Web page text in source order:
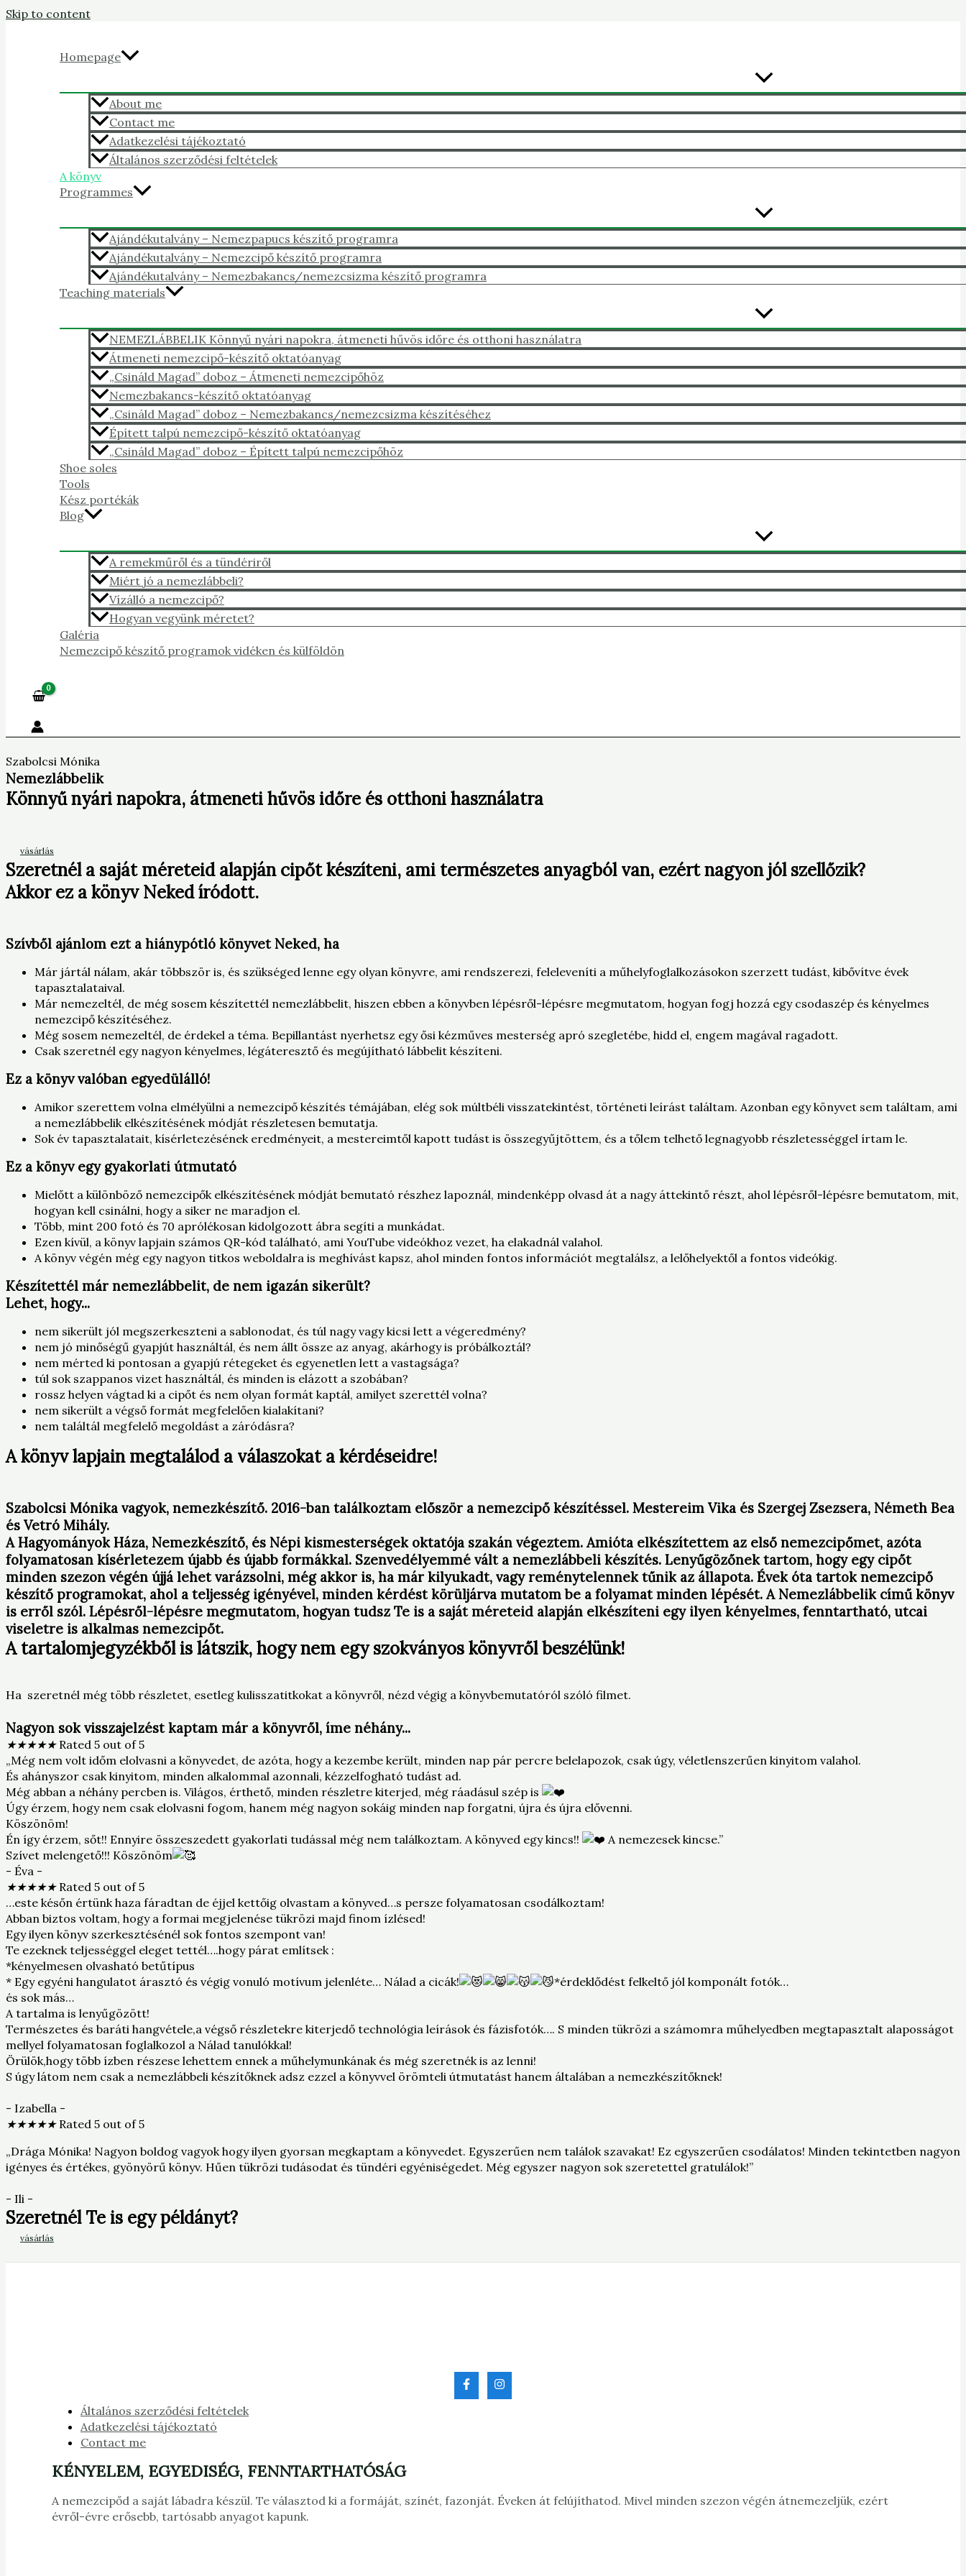
Skip to content
Homepage
About me
Contact me
Adatkezelési tájékoztató
Általános szerződési feltételek
A könyv
Programmes
Ajándékutalvány – Nemezpapucs készítő programra
Ajándékutalvány – Nemezcipő készítő programra
Ajándékutalvány – Nemezbakancs/nemezcsizma készítő programra
Teaching materials
NEMEZLÁBBELIK Könnyű nyári napokra, átmeneti hűvös időre és otthoni használatra
Átmeneti nemezcipő-készítő oktatóanyag
„Csináld Magad” doboz – Átmeneti nemezcipőhöz
Nemezbakancs-készítő oktatóanyag
„Csináld Magad” doboz – Nemezbakancs/nemezcsizma készítéséhez
Épített talpú nemezcipő-készítő oktatóanyag
„Csináld Magad” doboz – Épített talpú nemezcipőhöz
Shoe soles
Tools
Kész portékák
Blog
A remekműről és a tündériről
Miért jó a nemezlábbeli?
Vízálló a nemezcipő?
Hogyan vegyünk méretet?
Galéria
Nemezcipő készítő programok vidéken és külföldön
Szabolcsi Mónika
Nemezlábbelik
Könnyű nyári napokra, átmeneti hűvös időre és otthoni használatra
vásárlás
Szeretnél a saját méreteid alapján cipőt készíteni, ami természetes anyagból van, ezért nagyon jól szellőzik?
Akkor ez a könyv Neked íródott.
Szívből ajánlom ezt a hiánypótló könyvet Neked, ha
Már jártál nálam, akár többször is, és szükséged lenne egy olyan könyvre, ami rendszerezi, feleleveníti a műhelyfoglalkozásokon szerzett tudást, kibővítve évek
tapasztalataival.
Már nemezeltél, de még sosem készítettél nemezlábbelit, hiszen ebben a könyvben lépésről-lépésre megmutatom, hogyan fogj hozzá egy csodaszép és kényelmes
nemezcipő készítéséhez.
Még sosem nemezeltél, de érdekel a téma. Bepillantást nyerhetsz egy ősi kézműves mesterség apró szegletébe, hidd el, engem magával ragadott.
Csak szeretnél egy nagyon kényelmes, légáteresztő és megújítható lábbelit készíteni.
Ez a könyv valóban egyedülálló!
Amikor szerettem volna elmélyülni a nemezcipő készítés témájában, elég sok múltbéli visszatekintést, történeti leírást találtam. Azonban egy könyvet sem találtam, ami
a nemezlábbelik elkészítésének módját részletesen bemutatja.
Sok év tapasztalatait, kísérletezésének eredményeit, a mestereimtől kapott tudást is összegyűjtöttem, és a tőlem telhető legnagyobb részletességgel írtam le.
Ez a könyv egy gyakorlati útmutató
Mielőtt a különböző nemezcipők elkészítésének módját bemutató részhez lapoznál, mindenképp olvasd át a nagy áttekintő részt, ahol lépésről-lépésre bemutatom, mit,
hogyan kell csinálni, hogy a siker ne maradjon el.
Több, mint 200 fotó és 70 aprólékosan kidolgozott ábra segíti a munkádat.
Ezen kívül, a könyv lapjain számos QR-kód található, ami YouTube videókhoz vezet, ha elakadnál valahol.
A könyv végén még egy nagyon titkos weboldalra is meghívást kapsz, ahol minden fontos információt megtalálsz, a lelőhelyektől a fontos videókig.
Készítettél már nemezlábbelit, de nem igazán sikerült?
Lehet, hogy...
nem sikerült jól megszerkeszteni a sablonodat, és túl nagy vagy kicsi lett a végeredmény?
nem jó minőségű gyapjút használtál, és nem állt össze az anyag, akárhogy is próbálkoztál?
nem mérted ki pontosan a gyapjú rétegeket és egyenetlen lett a vastagsága?
túl sok szappanos vizet használtál, és minden is elázott a szobában?
rossz helyen vágtad ki a cipőt és nem olyan formát kaptál, amilyet szerettél volna?
nem sikerült a végső formát megfelelően kialakítani?
nem találtál megfelelő megoldást a záródásra?
A könyv lapjain megtalálod a válaszokat a kérdéseidre!
Szabolcsi Mónika vagyok, nemezkészítő. 2016-ban találkoztam először a nemezcipő készítéssel. Mestereim Vika és Szergej Zsezsera, Németh Bea
és Vetró Mihály.
A Hagyományok Háza, Nemezkészítő, és Népi kismesterségek oktatója szakán végeztem. Amióta elkészítettem az első nemezcipőmet, azóta
folyamatosan kísérletezem újabb és újabb formákkal. Szenvedélyemmé vált a nemezlábbeli készítés. Lenyűgözőnek tartom, hogy egy cipőt
minden szezon végén újjá lehet varázsolni, még akkor is, ha már kilyukadt, vagy reménytelennek tűnik az állapota. Évek óta tartok nemezcipő
készítő programokat, ahol a teljesség igényével, minden kérdést körüljárva mutatom be a folyamat minden lépését. A Nemezlábbelik című könyv
is erről szól. Lépésről-lépésre megmutatom, hogyan tudsz Te is a saját méreteid alapján elkészíteni egy ilyen kényelmes, fenntartható, utcai
viseletre is alkalmas nemezcipőt.
A tartalomjegyzékből is látszik, hogy nem egy szokványos könyvről beszélünk!
Ha szeretnél még több részletet, esetleg kulisszatitkokat a könyvről, nézd végig a könyvbemutatóról szóló filmet.
Nagyon sok visszajelzést kaptam már a könyvről, íme néhány...
★★★★★ Rated 5 out of 5
„Még nem volt időm elolvasni a könyvedet, de azóta, hogy a kezembe került, minden nap pár percre belelapozok, csak úgy, véletlenszerűen kinyitom valahol.
És ahányszor csak kinyitom, minden alkalommal azonnali, kézzelfogható tudást ad.
Még abban a néhány percben is. Világos, érthető, minden részletre kiterjed, még ráadásul szép is
Úgy érzem, hogy nem csak elolvasni fogom, hanem még nagyon sokáig minden nap forgatni, újra és újra elővenni.
Köszönöm!
Én így érzem, sőt!! Ennyire összeszedett gyakorlati tudással még nem találkoztam. A könyved egy kincs!!
A nemezesek kincse.”
Szívet melengető!!! Köszönöm
- Éva -
★★★★★ Rated 5 out of 5
…este későn értünk haza fáradtan de éjjel kettőig olvastam a könyved…s persze folyamatosan csodálkoztam!
Abban biztos voltam, hogy a formai megjelenése tükrözi majd finom ízlésed!
Egy ilyen könyv szerkesztésénél sok fontos szempont van!
Te ezeknek teljességgel eleget tettél….hogy párat említsek :
*kényelmesen olvasható betűtípus
* Egy egyéni hangulatot árasztó és végig vonuló motívum jelenléte… Nálad a cicák!
*érdeklődést felkeltő jól komponált fotók…
és sok más…
A tartalma is lenyűgözött!
Természetes és baráti hangvétele,a végső részletekre kiterjedő technológia leírások és fázisfotók…. S minden tükrözi a számomra műhelyedben megtapasztalt alaposságot
mellyel folyamatosan foglalkozol a Nálad tanulókkal!
Örülök,hogy több ízben részese lehettem ennek a műhelymunkának és még szeretnék is az lenni!
S úgy látom nem csak a nemezlábbeli készítőknek adsz ezzel a könyvvel örömteli útmutatást hanem általában a nemezkészítőknek!
- Izabella -
★★★★★ Rated 5 out of 5
„Drága Mónika! Nagyon boldog vagyok hogy ilyen gyorsan megkaptam a könyvedet. Egyszerűen nem találok szavakat! Ez egyszerűen csodálatos! Minden tekintetben nagyon
igényes és értékes, gyönyörű könyv. Hűen tükrözi tudásodat és tündéri egyéniségedet. Még egyszer nagyon sok szeretettel gratulálok!”
- Ili -
Szeretnél Te is egy példányt?
vásárlás
Általános szerződési feltételek
Adatkezelési tájékoztató
Contact me
KÉNYELEM, EGYEDISÉG, FENNTARTHATÓSÁG
A nemezcipőd a saját lábadra készül. Te választod ki a formáját, színét, fazonját. Éveken át felújíthatod. Mivel minden szezon végén átnemezeljük, ezért
évről-évre erősebb, tartósabb anyagot kapunk.